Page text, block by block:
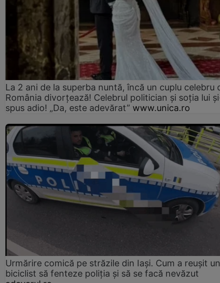
La 2 ani de la superba nuntă, încă un cuplu celebru
România divorțează! Celebrul politician și soția lui
spus adio! „Da, este adevărat” www.unica.ro
Urmărire comică pe străzile din Iași. Cum a reușit un
biciclist să fenteze poliția și să se facă nevăzut